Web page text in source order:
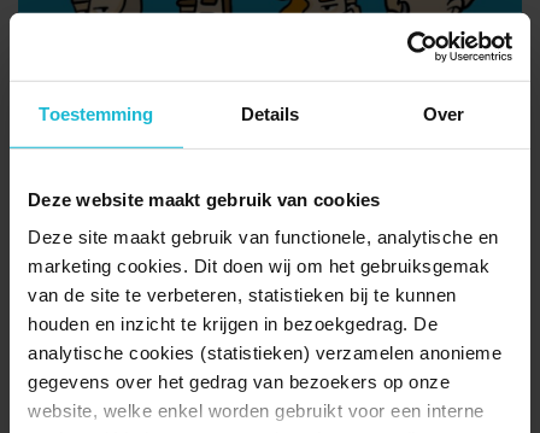
Toestemming Details Over
Deze website maakt gebruik van cookies
Deze site maakt gebruik van functionele, analytische en
marketing cookies. Dit doen wij om het gebruiksgemak
van de site te verbeteren, statistieken bij te kunnen
houden en inzicht te krijgen in bezoekgedrag. De
analytische cookies (statistieken) verzamelen anonieme
gegevens over het gedrag van bezoekers op onze
website, welke enkel worden gebruikt voor een interne
01-01-2026 tot 31-12-2026
Vesting Zutphen
De Hanzeaat